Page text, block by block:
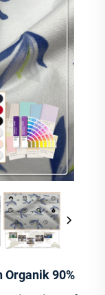
Organik 90%